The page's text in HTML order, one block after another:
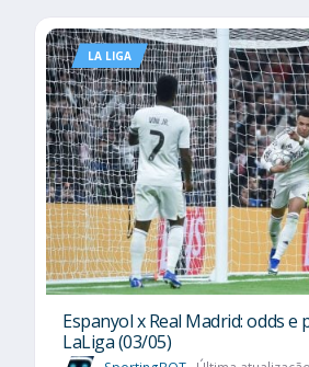
LA LIGA
Espanyol x Real Madrid: odds e
LaLiga (03/05)